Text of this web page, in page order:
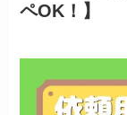
ペOK！】